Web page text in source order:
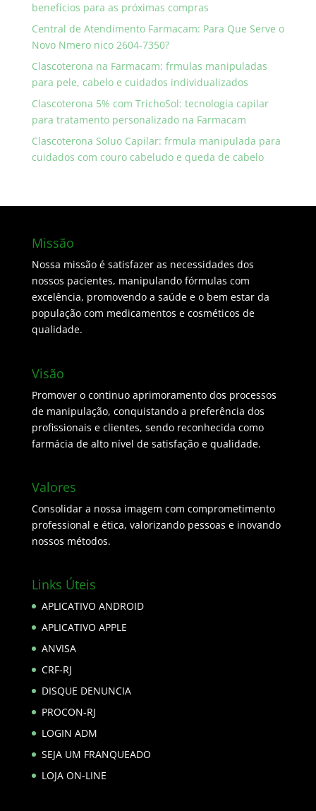
benefícios para as próximas compras
Central de Atendimento Farmacam: Para Que Serve o
Novo Nmero nico 2604-7350?
Clascoterona na Farmacam: frmulas manipuladas
para pele, cabelo e cuidados individualizados
Clascoterona 5% com TrichoSol: tecnologia capilar
para tratamento personalizado na Farmacam
Clascoterona Soluo Capilar: frmula manipulada para
cuidados com couro cabeludo e queda de cabelo
Missão
Nossa missão é satisfazer as necessidades dos
nossos pacientes, manipulando fórmulas com
excelência, promovendo a saúde e o bem estar da
população com medicamentos e cosméticos de
qualidade.
Visão
Promover o continuo aprimoramento dos processos
de manipulação, conquistando a preferência dos
profissionais e clientes, sendo reconhecida como
farmácia de alto nível de satisfação e qualidade.
Valores
Consolidar a nossa imagem com comprometimento
professional e ética, valorizando pessoas e inovando
nossos métodos.
Links Úteis
APLICATIVO ANDROID
APLICATIVO APPLE
ANVISA
CRF-RJ
DISQUE DENUNCIA
PROCON-RJ
LOGIN ADM
SEJA UM FRANQUEADO
LOJA ON-LINE